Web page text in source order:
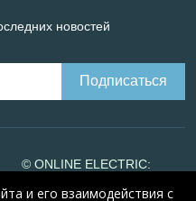
новостей
© ONLINE ELECTRIC:
и его взаимодействия с